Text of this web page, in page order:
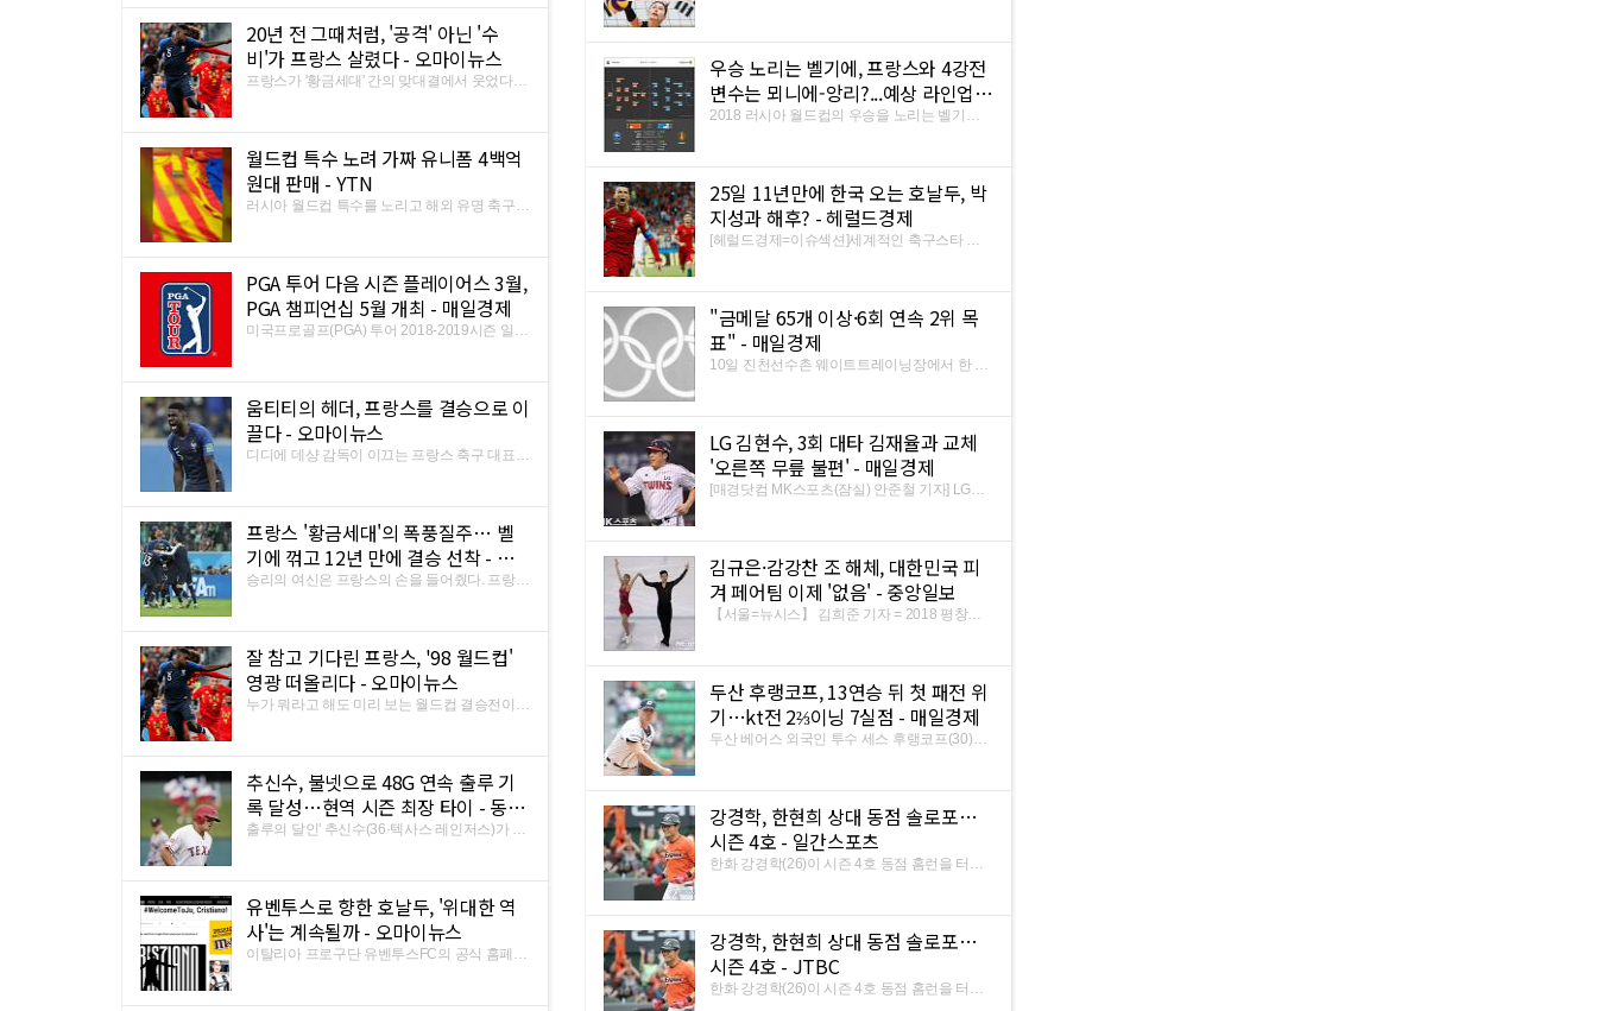
발표한 2018-2019 시즌 일정에 따르면, 10월 4
일 미국 캘리포니아주 나파에서 열릴 세이프웨
이 오픈을 시작으로 내년 8월 ...
20년 전 그때처럼, '공격' 아닌 '수
비'가 프랑스 살렸다 - 오마이뉴스
프랑스가 '황금세대' 간의 맞대결에서 웃었다.
전한다. 프랑스가 11일 오전 3시(아래 한국시
각) 러시아 상트페테르부르크에 위치한 상트페
테르부르크 스타디움에서 ...
월드컵 특수 노려 가짜 유니폼 4백억
원대 판매 - YTN
러시아 월드컵 특수를 노리고 해외 유명 축구구
은 54살 A씨를 상표법 위반 등의 혐의로 입건하
고 비밀 창고에 남아있던 가짜 유니폼과 장식
120만 점을 압수했습니다.
PGA 투어 다음 시즌 플레이어스 3월,
PGA 챔피언십 5월 개최 - 매일경제
미국프로골프(PGA) 투어 2018-2019시즌 일정
부터 나흘간 미국 캘리포니아주 나파에서 열리
는 세이프웨이 오픈으로 정해졌다. 지난해 국내
에서 처음 열린 PGA 투어 ...
움티티의 헤더, 프랑스를 결승으로 이
끌다 - 오마이뉴스
디디에 데샹 감독이 이끄는 프랑스 축구 대표팀
벨기에와의 4강전에서 1-0으로 승리했다.
2006년 독일 월드컵 이후 12년 만에 결승에 진
출한 프랑스는 자국에서 열린 ...
프랑스 '황금세대'의 폭풍질주… 벨
기에 꺾고 12년 만에 결승 선착 - 국
민일보
승리의 여신은 프랑스의 손을 들어줬다. 프랑스
후반 6분 사무엘 움티티의 결승 헤딩골로 벨기
에를 1대 0으로 격파했다. 결승에 선착한 프랑
스는 개최국으로 출전했던 ...
잘 참고 기다린 프랑스, '98 월드컵'
영광 떠올리다 - 오마이뉴스
누가 뭐라고 해도 미리 보는 월드컵 결승전이었
기 때문에 보는 이들 모두가 끝까지 긴장하지
않을 수 없었다. 쉬워 보이지만 실제로는 넘기
힘든 축구장의 1골 싸움에서 ...
추신수, 불넷으로 48G 연속 출루 기
록 달성…현역 시즌 최장 타이 - 동아
일보
출루의 달인' 추신수(36·텍사스 레인저스)가 48
국 메사추세츠주 보스턴의 펜웨이 파크에서 열
린 2018 메이저리그(MLB) 보스턴 레드삭스와
의 경기에서 1번 지명타자로 ...
유벤투스로 향한 호날두, '위대한 역
사'는 계속될까 - 오마이뉴스
이탈리아 프로구단 유벤투스FC의 공식 홈페이
진천 국가대표선수촌에서 아시안게임 미디어
데이를 열고 대회에 임하는 각오와 목표를 밝혔
다. 내달 18일 개막 40개 종목
우승 노리는 벨기에, 프랑스와 4강전
변수는 뫼니에-앙리?...예상 라인업 -
국제신문
2018 러시아 월드컵의 우승을 노리는 벨기에
까. (벨기에 VS 프랑스 2018 러시아 월드컵 4강
예상 라인업. 사진=후스코어드닷컴). 축구통계
사이트 후스코어드다컴은 11 ...
25일 11년만에 한국 오는 호날두, 박
지성과 해후? - 헤럴드경제
[헤럴드경제=이슈섹션]세계적인 축구스타 크
식스패드(Sixpad) 홍보를 위해서다. 호날두가
한국을 방문하는 것은 맨체스터 유나이티드 유
니폼을 입고 FC서울과 친선 ...
"금메달 65개 이상·6회 연속 2위 목
표" - 매일경제
10일 진천선수촌 웨이트트레이닝장에서 한 유
제'인 아시안게임 인기가 점점 줄어들고 있지만
오는 8월 18일부터 인도네시아에서 열릴 제18
회 자카르타·팔렘방 아시안 ...
LG 김현수, 3회 대타 김재율과 교체
'오른쪽 무릎 불편' - 매일경제
[매경닷컴 MK스포츠(잠실) 안준철 기자] LG트
열린 SK와이번스와의 2018 KBO리그 팀간 8차
전에 4번 1루수로 선발출전했다. 0-3으로 끌려
가던 2회 2루타로 포문을 연 ...
김규은·감강찬 조 해체, 대한민국 피
겨 페어팀 이제 '없음' - 중앙일보
【서울=뉴시스】 김희준 기자 = 2018 평창동
찬(23) 조가 해체했다. 대한빙상경기연맹 관계
자는 "감강찬이 6월 중순 피겨스케이팅을 그만
두겠다는 뜻을 연맹에 전달했다.
두산 후랭코프, 13연승 뒤 첫 패전 위
기…kt전 2⅔이닝 7실점 - 매일경제
두산 베어스 외국인 투수 세스 후랭코프(30)가
코프는 10일 수원 케이티위즈파크에서 열린
2018 신한은행 마이카 KBO리그 kt wiz와 방문
경기에 선발 등판해 2⅔이닝 만 ...
강경학, 한현희 상대 동점 솔로포…
시즌 4호 - 일간스포츠
한화 강경학(26)이 시즌 4호 동점 홈런을 터트
타자로 나서 상대 선발 한현희의 3구째 한가운
데 체인지업(시속 135km)을 받아쳐 한가운데
담장을 넘겼다. 시즌 4호포.
강경학, 한현희 상대 동점 솔로포…
시즌 4호 - JTBC
한화 강경학(26)이 시즌 4호 동점 홈런을 터트